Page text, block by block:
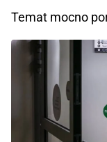
Temat mocno